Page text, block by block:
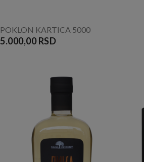
POKLON KARTICA 5000
5.000,00 RSD